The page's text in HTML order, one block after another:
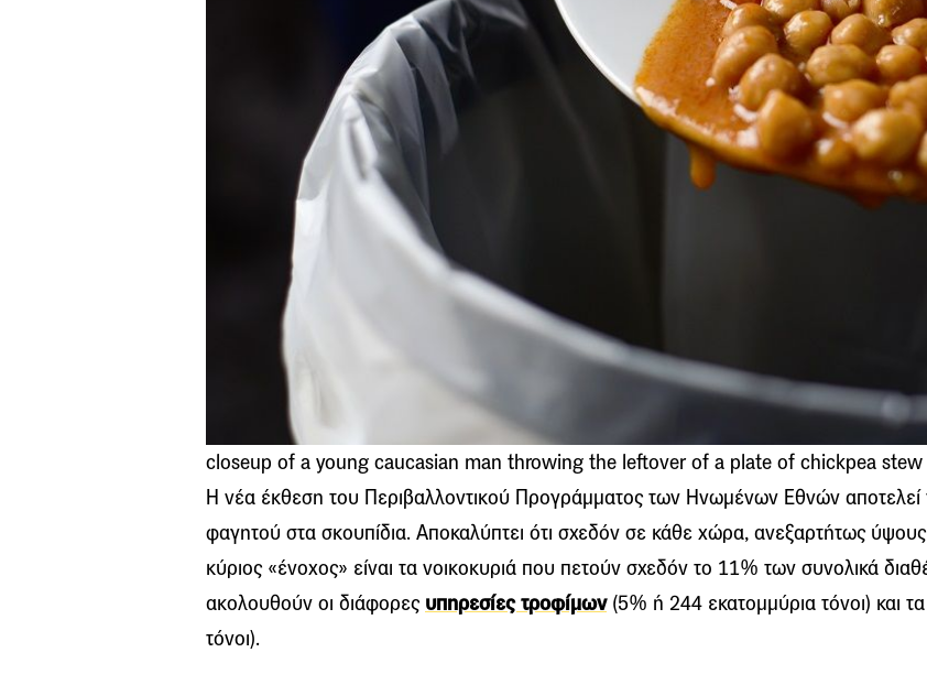
closeup of a young caucasian man throwing the leftover of a plate of chickpea
Η νέα έκθεση του Περιβαλλοντικού Προγράμματος των Ηνωμένων Εθνών αποτελεί
φαγητού στα σκουπίδια. Αποκαλύπτει ότι σχεδόν σε κάθε χώρα, ανεξαρτήτως
κύριος «ένοχος» είναι τα νοικοκυριά που πετούν σχεδόν το 11% των συνολικά
ακολουθούν οι διάφορες υπηρεσίες τροφίμων(5% ή 244 εκατομμύρια τόνοι) και
τόνοι).